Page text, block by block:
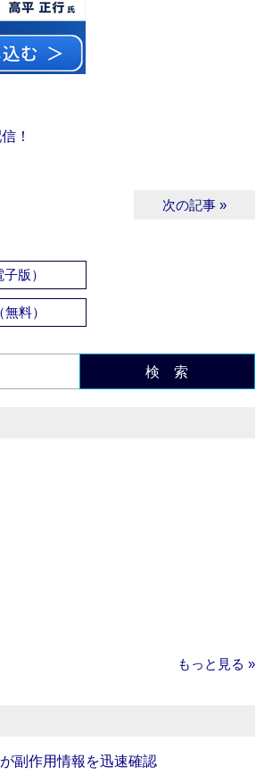
！
次の記事 »
版）
料）
検 索
もっと見る »
副作用情報を迅速確認